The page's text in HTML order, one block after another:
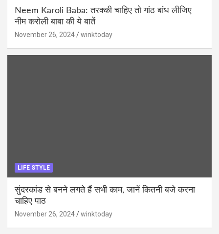
Neem Karoli Baba: तरक्की चाहिए तो गांठ बांध लीजिए
नीम करोली बाबा की ये बातें
November 26, 2024 winktoday
LIFE STYLE
सुंदरकांड से बनने लगते हैं सभी काम, जानें कितनी बजे करना
चाहिए पाठ
November 26, 2024 winktoday